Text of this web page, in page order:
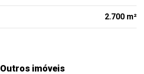
2.700 m²
Outros imóveis